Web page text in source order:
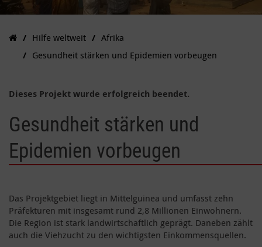
Hilfe weltweit
Afrika
Gesundheit stärken und Epidemien vorbeugen
Dieses Projekt wurde erfolgreich beendet.
Gesundheit stärken und
Epidemien vorbeugen
Das Projektgebiet liegt in Mittelguinea und umfasst zehn
Präfekturen mit insgesamt rund 2,8 Millionen Einwohnern.
Die Region ist stark landwirtschaftlich geprägt. Daneben zählt
auch die Viehzucht zu den wichtigsten Einkommensquellen.